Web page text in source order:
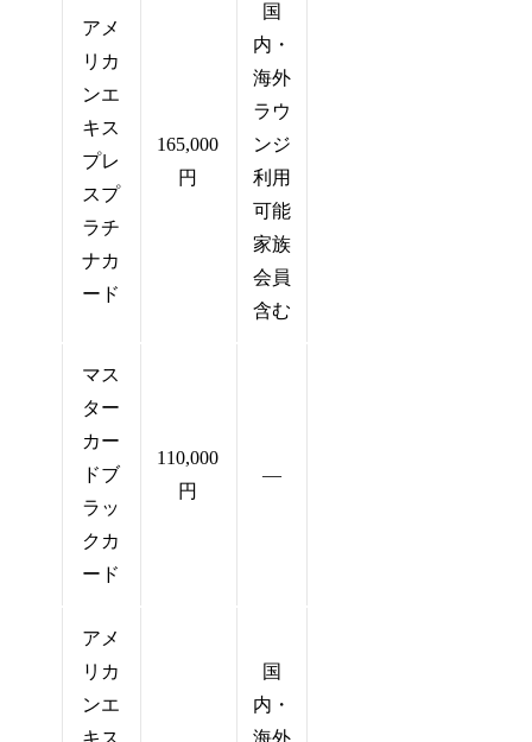
アメ
リカ
ンエ
キス
プレ
スプ
ラチ
ナカ
ード
165,000
円
国
内・
海外
ラウ
ンジ
利用
可能
家族
会員
含む
マス
ター
カー
ドブ
ラッ
クカ
ード
110,000
円
―
アメ
リカ
ンエ
国
内・